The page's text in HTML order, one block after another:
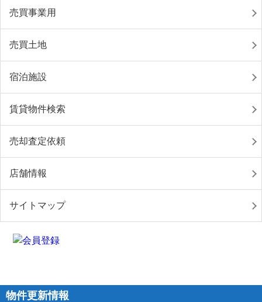
売買事業用
売買土地
宿泊施設
賃貸物件検索
売却査定依頼
店舗情報
サイトマップ
物件更新情報